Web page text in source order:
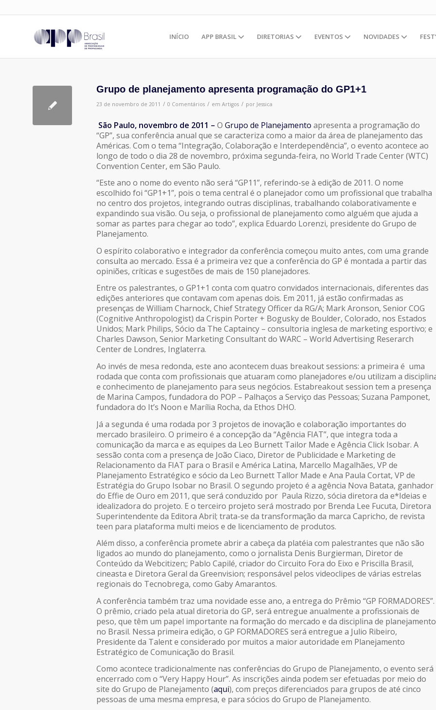
INÍCIO APP BRASIL DIRETORIAS EVENTOS NOVIDADES
Grupo de planejamento apresenta programação do GP1+1
23 de novembro de 2011 / 0 Comentários / em Artigos / por Jessica
São Paulo, novembro de 2011 – O Grupo de Planejamento apresenta a programação do
“GP”, sua conferência anual que se caracteriza como a maior da área de planejamento das
Américas. Com o tema “Integração, Colaboração e Interdependência”, o evento acontece ao
longo de todo o dia 28 de novembro, próxima segunda-feira, no World Trade Center (WTC)
Convention Center, em São Paulo.
“Este ano o nome do evento não será “GP11”, referindo-se à edição de 2011. O nome
escolhido foi “GP1+1”, pois o tema central é o planejador como um profissional que trabalha
no centro dos projetos, integrando outras disciplinas, trabalhando colaborativamente e
expandindo sua visão. Ou seja, o profissional de planejamento como alguém que ajuda a
somar as partes para chegar ao todo”, explica Eduardo Lorenzi, presidente do Grupo de
Planejamento.
O espírito colaborativo e integrador da conferência começou muito antes, com uma grande
consulta ao mercado. Essa é a primeira vez que a conferência do GP é montada a partir das
opiniões, críticas e sugestões de mais de 150 planejadores.
Entre os palestrantes, o GP1+1 conta com quatro convidados internacionais, diferentes das
edições anteriores que contavam com apenas dois. Em 2011, já estão confirmadas as
presenças de William Charnock, Chief Strategy Officer da RG/A; Mark Aronson, Senior COG
(Cognitive Anthropologist) da Crispin Porter + Bogusky de Boulder, Colorado, nos Estados
Unidos; Mark Philips, Sócio da The Captaincy – consultoria inglesa de marketing esportivo; e
Charles Dawson, Senior Marketing Consultant do WARC – World Advertising Reserarch
Center de Londres, Inglaterra.
Ao invés de mesa redonda, este ano acontecem duas breakout sessions: a primeira é uma
rodada que conta com profissionais que atuaram como planejadores e/ou utilizam a
e conhecimento de planejamento para seus negócios. Estabreakout session tem a presença
de Marina Campos, fundadora do POP – Palhaços a Serviço das Pessoas; Suzana Pamponet,
fundadora do It’s Noon e Marília Rocha, da Ethos DHO.
Já a segunda é uma rodada por 3 projetos de inovação e colaboração importantes do
mercado brasileiro. O primeiro é a concepção da “Agência FIAT”, que integra toda a
comunicação da marca e as equipes da Leo Burnett Tailor Made e Agência Click Isobar. A
sessão conta com a presença de João Ciaco, Diretor de Publicidade e Marketing de
Relacionamento da FIAT para o Brasil e América Latina, Marcello Magalhães, VP de
Planejamento Estratégico e sócio da Leo Burnett Tallor Made e Ana Paula Cortat, VP de
Estratégia do Grupo Isobar no Brasil. O segundo projeto é a agência Nova Batata, ganhador
do Effie de Ouro em 2011, que será conduzido por Paula Rizzo, sócia diretora da e*Ideias e
idealizadora do projeto. E o terceiro projeto será mostrado por Brenda Lee Fucuta, Diretora
Superintendente da Editora Abril; trata-se da transformação da marca Capricho, de revista
teen para plataforma multi meios e de licenciamento de produtos.
Além disso, a conferência promete abrir a cabeça da platéia com palestrantes que não são
ligados ao mundo do planejamento, como o jornalista Denis Burgierman, Diretor de
Conteúdo da Webcitizen;; Pablo Capilé, criador do Circuito Fora do Eixo e Priscilla Brasil,
cineasta e Diretora Geral da Greenvision; responsável pelos videoclipes de várias estrelas
regionais do Tecnobrega, como Gaby Amarantos.
A conferência também traz uma novidade esse ano, a entrega do Prêmio “GP FORMADORES”.
O prêmio, criado pela atual diretoria do GP, será entregue anualmente a profissionais de
peso, que têm um papel importante na formação do mercado e da disciplina de planejamento
no Brasil. Nessa primeira edição, o GP FORMADORES será entregue a Julio Ribeiro,
Presidente da Talent e considerado por muitos a maior autoridade em Planejamento
Estratégico de Comunicação do Brasil.
Como acontece tradicionalmente nas conferências do Grupo de Planejamento, o evento será
encerrado com o “Very Happy Hour”. As inscrições ainda podem ser efetuadas por meio do
site do Grupo de Planejamento (aqui), com preços diferenciados para grupos de até cinco
pessoas de uma mesma empresa, e para sócios do Grupo de Planejamento.